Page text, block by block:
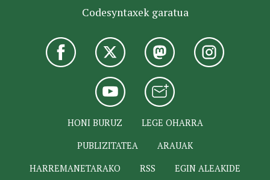
Codesyntaxek garatua
HONI BURUZ
LEGE OHARRA
PUBLIZITATEA
ARAUAK
HARREMANETARAKO
RSS EGIN ALEAKIDE